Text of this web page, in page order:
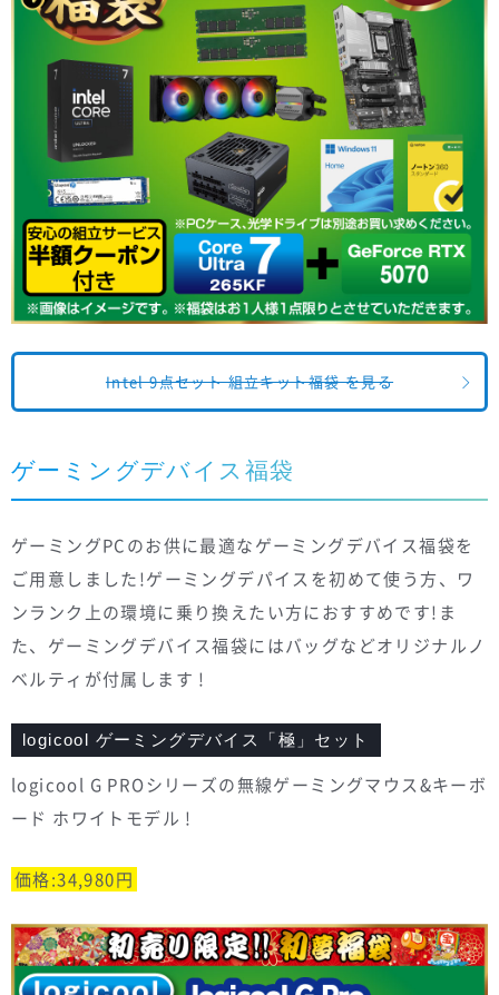
Intel 9点セット 組立キット福袋 を見る
ゲーミングデバイス福袋
ゲーミングPCのお供に最適なゲーミングデバイス福袋を
ご用意しました!ゲーミングデパイスを初めて使う方、ワ
ンランク上の環境に乗り換えたい方におすすめです!ま
た、ゲーミングデバイス福袋にはバッグなどオリジナルノ
ベルティが付属します !
logicool ゲーミングデバイス「極」セット
logicool G PROシリーズの無線ゲーミングマウス&キーボ
ード ホワイトモデル !
価格:34,980円